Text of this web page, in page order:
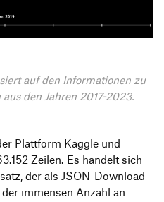
auf den Informationen zu
den Jahren 2017-2023.
Plattform Kaggle und
Zeilen. Es handelt sich
der als JSON-Download
immensen Anzahl an